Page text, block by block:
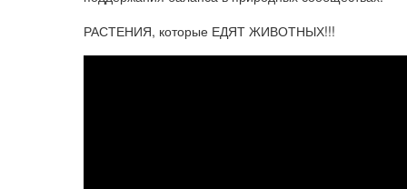
РАСТЕНИЯ, которые ЕДЯТ ЖИВОТНЫХ!!!